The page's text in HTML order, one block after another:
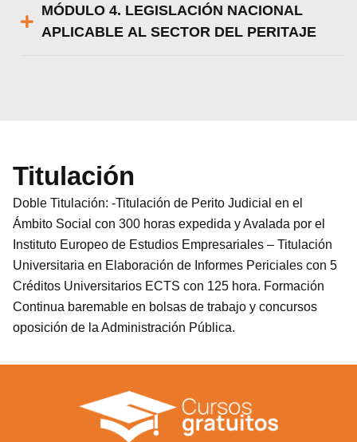
MÓDULO 4. LEGISLACIÓN NACIONAL
APLICABLE AL SECTOR DEL PERITAJE
Titulación
Doble Titulación: -Titulación de Perito Judicial en el
Ámbito Social con 300 horas expedida y Avalada por el
Instituto Europeo de Estudios Empresariales – Titulación
Universitaria en Elaboración de Informes Periciales con 5
Créditos Universitarios ECTS con 125 hora. Formación
Continua baremable en bolsas de trabajo y concursos
oposición de la Administración Pública.